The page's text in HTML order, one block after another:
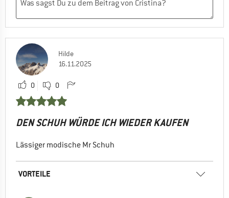
Hilde
16.11.2025
0 0
DEN SCHUH WÜRDE ICH WIEDER KAUFEN
Lässiger modische Mr Schuh
VORTEILE